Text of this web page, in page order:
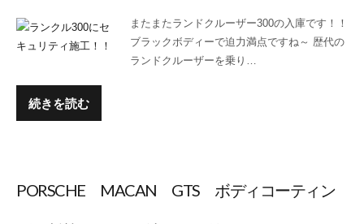
またまたランドクルーザー300の入庫です！！
ブラックボディーで迫力満点ですね～ 歴代の
ランドクルーザーを乗り…
続きを読む
PORSCHE MACAN GTS ボディコーティン